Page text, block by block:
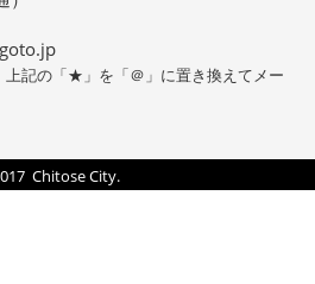
上記の「★」を「＠」に置き換えてメー
Chitose City.